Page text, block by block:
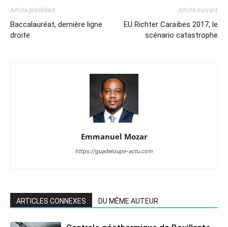
Article précédent
Baccalauréat, dernière ligne
droite
Article suivant
EU Richter Caraïbes 2017, le
scénario catastrophe
Emmanuel Mozar
https://guadeloupe-actu.com
ARTICLES CONNEXES DU MÊME AUTEUR